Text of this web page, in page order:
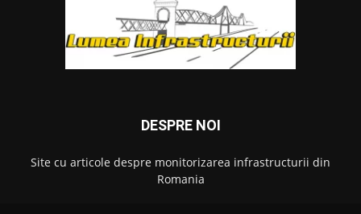
DESPRE NOI
Site cu articole despre monitorizarea infrastructurii din
Romania